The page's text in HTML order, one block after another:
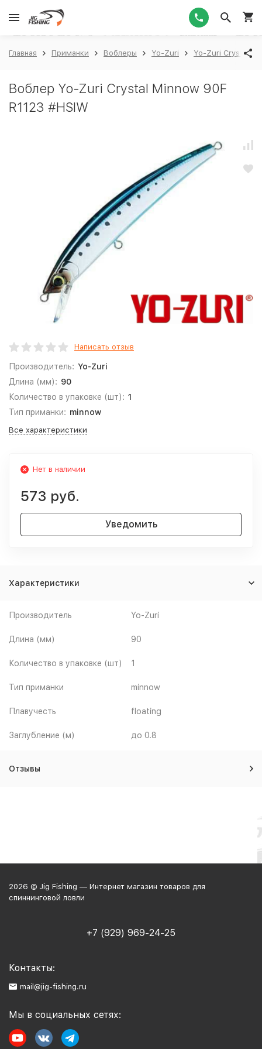
Главная Приманки Воблеры Yo-Zuri Yo-Zuri Crystal
Воблер Yo-Zuri Crystal Minnow 90F
R1123 #HSIW
Написать отзыв
Производитель: Yo-Zuri
Длина (мм): 90
Количество в упаковке (шт): 1
Тип приманки: minnow
Все характеристики
Нет в наличии
573 руб.
Уведомить
Характеристики
Производитель Yo-Zuri
Длина (мм) 90
Количество в упаковке (шт) 1
Тип приманки minnow
Плавучесть floating
Заглубление (м) до 0.8
Отзывы
2026 © Jig Fishing — Интернет магазин товаров для
спиннинговой ловли
+7 (929) 969-24-25
Контакты:
mail@jig-fishing.ru
Мы в социальных сетях: